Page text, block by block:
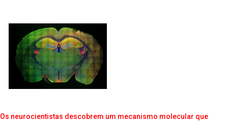
Os neurocientistas descobrem um mecanismo molecular que